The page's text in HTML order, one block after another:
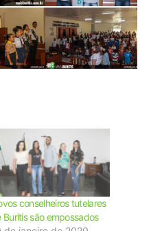
conselheiros tutelares
Buritis são empossados